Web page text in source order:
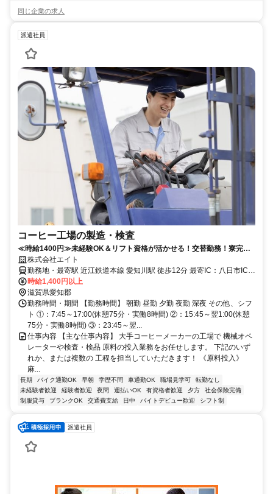
同じ企業の求人
派遣社員
コーヒー工場の製造・検査
≪時給1400円≫未経験OK＆リフト資格が活かせる！交替勤務！寮完
備！車・バイク通勤もOK！
株式会社エイト
勤務地・最寄駅 近江鉄道本線 愛知川駅 徒歩12分 最寄IC：八日市IC
自転車、バイク、マイカー通勤OK (敷地内に無料駐車場あり)
時給1,400円以上
滋賀県愛知郡
勤務時間・期間 【勤務時間】 朝勤 昼勤 夕勤 夜勤 深夜 その他、シフ
ト ①：7:45～17:00(休憩75分・実働8時間) ②：15:45～翌1:00(休憩
75分・実働8時間) ③：23:45～翌...
仕事内容 【主な仕事内容】 大手コーヒーメーカーの工場で 機械オペ
レーターや検査・検品 原料の投入業務をお任せします。 下記のいず
れか、または複数の 工程を担当していただきます！ 《原料投入》
麻...
長期 バイク通勤OK 早朝 学歴不問 車通勤OK 職場見学可
転勤なし
未経験者歓迎
経験者歓迎 夜間 週払いOK 有資格者歓迎 夕方
社会保険完備
制服貸与
ブランクOK 交通費支給 日中 バイトデビュー歓迎 シフト制
派遣社員